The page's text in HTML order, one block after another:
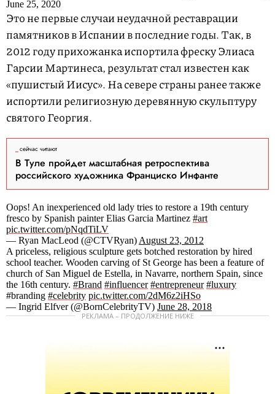
June 25, 2020
Это не первые случаи неудачной реставрации
памятников в Испании в последние годы. Так, в
2012 году прихожанка испортила фреску Элиаса
Гарсии Мартинеса, результат стал известен как
«пушистый Иисус». На севере страны ранее также
испортили религиозную деревянную скульптуру
святого Георгия.
сейчас читают
В Туле пройдет масштабная ретроспектива
российского художника Франциско Инфанте
Oops! An inexperienced old lady tries to restore a 19th century
fresco by Spanish painter Elias Garcia Martinez #art
pic.twitter.com/pNqdTiLV
— Ryan MacLeod (@CTVRyan) August 23, 2012
A priceless, religious sculpture gets botched restoration by hired
school teacher. Wooden carving of St George has been a feature of
church of San Miguel de Estella, in Navarre, northern Spain, since
the 16th century. #Brand #influencer #entrepreneur #luxury
#branding #celebrity pic.twitter.com/2dM6z2iHSo
— Ingrid Elfver (@BornCelebrityTV) June 28, 2018
РЕКЛАМА – ПРОДОЛЖЕНИЕ НИЖЕ